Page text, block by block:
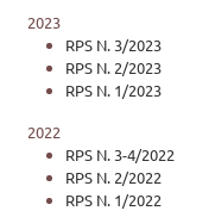
2023
RPS N. 3/2023
RPS N. 2/2023
RPS N. 1/2023
2022
RPS N. 3-4/2022
RPS N. 2/2022
RPS N. 1/2022